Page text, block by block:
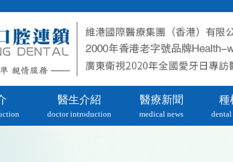
醫生介紹
doctor introduction
醫療新聞
medical news
種